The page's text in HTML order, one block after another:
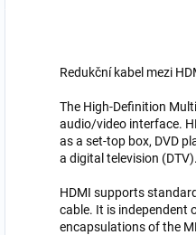
Redukční kabel mezi
The High-Definition
audio/video interface.
as a set-top box, DVD
a digital television (DTV).
HDMI supports
cable. It is independent
encapsulations of the